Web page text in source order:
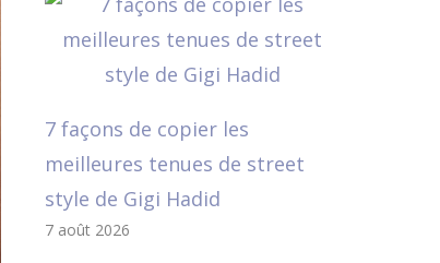
7 façons de copier les
meilleures tenues de street
style de Gigi Hadid
7 août 2026